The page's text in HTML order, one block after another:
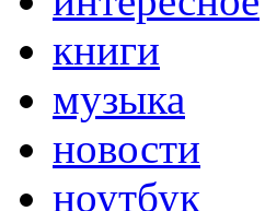
книги
музыка
новости
ноутбук